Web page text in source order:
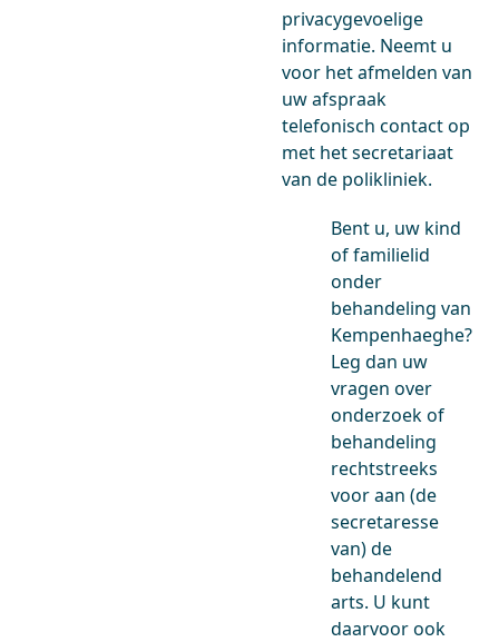
privacygevoelige
informatie. Neemt u
voor het afmelden van
uw afspraak
telefonisch contact op
met het secretariaat
van de polikliniek.
Bent u, uw kind
of familielid
onder
behandeling van
Kempenhaeghe?
Leg dan uw
vragen over
onderzoek of
behandeling
rechtstreeks
voor aan (de
secretaresse
van) de
behandelend
arts. U kunt
daarvoor ook